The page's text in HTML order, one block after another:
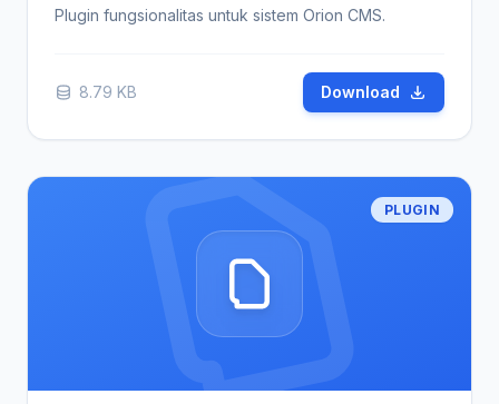
Plugin fungsionalitas untuk sistem Orion CMS.
8.79 KB Download
PLUGIN